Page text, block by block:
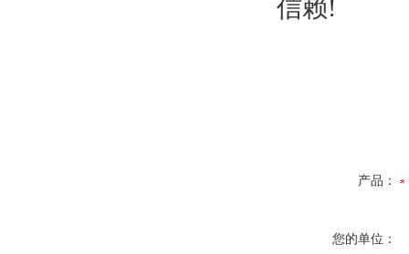
信赖!
产品：
您的单位：